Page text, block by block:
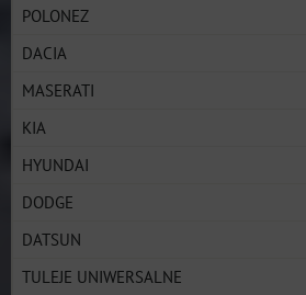
POLONEZ
DACIA
MASERATI
KIA
HYUNDAI
DODGE
DATSUN
TULEJE UNIWERSALNE